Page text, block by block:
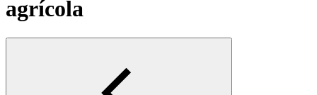
agrícola